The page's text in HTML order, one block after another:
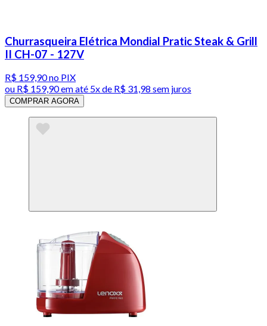
Churrasqueira Elétrica Mondial Pratic Steak & Grill
II CH-07 - 127V
R$ 159,90no PIX
ou R$ 159,90em até 5x de R$ 31,98 sem juros
COMPRAR AGORA